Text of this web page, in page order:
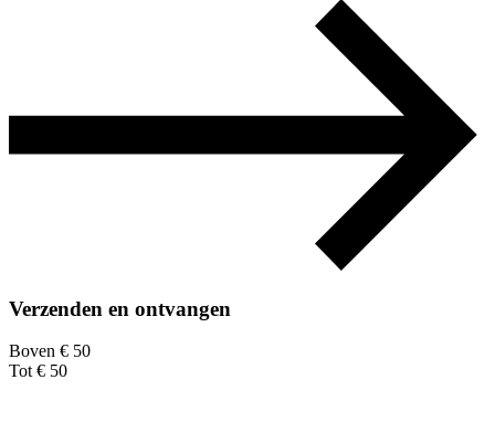
Verzenden en ontvangen
Boven € 50
Tot € 50